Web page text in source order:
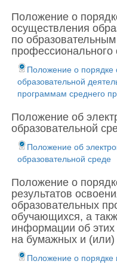
Положение о
осуществления
по
профессионального
Положение о порядке
образовательной
программам среднего
Положение об
образовательной
Положение об
образовательной среде
Положение о
результатов
образовательных
обучающихся, а
информации об этих
на бумажных и (или)
Положение о порядке